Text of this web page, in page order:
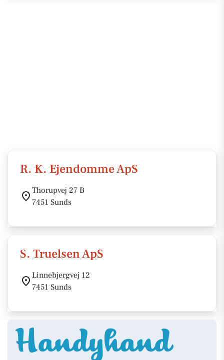
R. K. Ejendomme ApS
Thorupvej 27 B
7451 Sunds
S. Truelsen ApS
Linnebjergvej 12
7451 Sunds